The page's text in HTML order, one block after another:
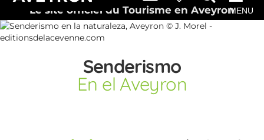
Le site officiel du Tourisme en AveyronMENU
Senderismo
En el Aveyron